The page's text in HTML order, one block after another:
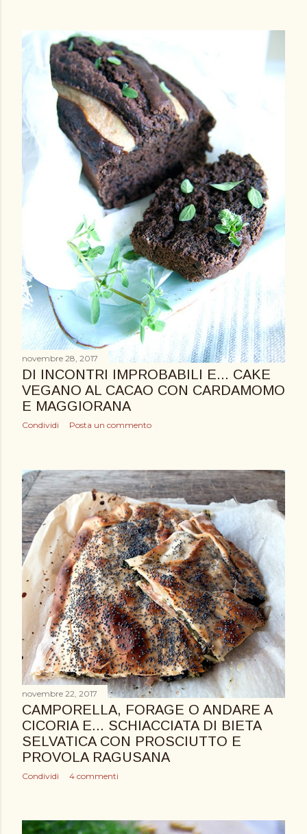
novembre 28, 2017
DI INCONTRI IMPROBABILI E... CAKE
VEGANO AL CACAO CON CARDAMOMO
E MAGGIORANA
Condividi Posta un commento
novembre 22, 2017
CAMPORELLA, FORAGE O ANDARE A
CICORIA E... SCHIACCIATA DI BIETA
SELVATICA CON PROSCIUTTO E
PROVOLA RAGUSANA
Condividi 4 commenti